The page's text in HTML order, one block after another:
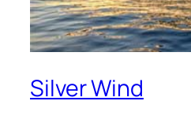
Silver Wind